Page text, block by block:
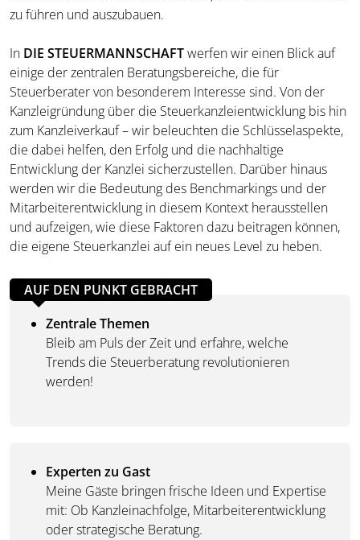
zu führen und auszubauen.
In DIE STEUERMANNSCHAFTwerfen wir einen Blick auf
einige der zentralen Beratungsbereiche, die für
Steuerberater von besonderem Interesse sind. Von der
Kanzleigründung über die Steuerkanzleientwicklung bis hin
zum Kanzleiverkauf – wir beleuchten die Schlüsselaspekte,
die dabei helfen, den Erfolg und die nachhaltige
Entwicklung der Kanzlei sicherzustellen. Darüber hinaus
werden wir die Bedeutung des Benchmarkings und der
Mitarbeiterentwicklung in diesem Kontext herausstellen
und aufzeigen, wie diese Faktoren dazu beitragen können,
die eigene Steuerkanzlei auf ein neues Level zu heben.
AUF DEN PUNKT GEBRACHT
Zentrale Themen
Bleib am Puls der Zeit und erfahre, welche
Trends die Steuerberatung revolutionieren
werden!
Experten zu Gast
Meine Gäste bringen frische Ideen und Expertise
mit: Ob Kanzleinachfolge, Mitarbeiterentwicklung
oder strategische Beratung.